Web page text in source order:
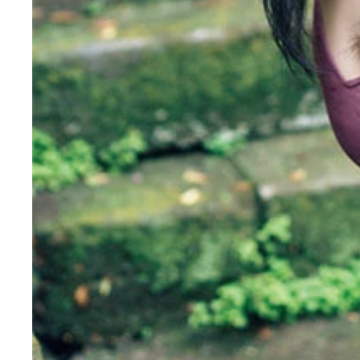
『週刊プレイボーイ』のグラビアに登場した進藤